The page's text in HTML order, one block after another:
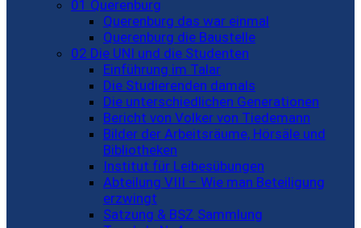
01 Querenburg
Querenburg das war einmal
Querenburg die Baustelle
02 Die UNI und die Studenten
Einführung im Talar
Die Studierenden damals
Die unterschiedlichen Generationen
Bericht von Volker von Tiedemann
Bilder der Arbeitsräume, Hörsäle und
Bibliotheken
Institut für Leibesübungen
Abteilung VIII – Wie man Beteiligung
erzwingt
Satzung & BSZ Sammlung